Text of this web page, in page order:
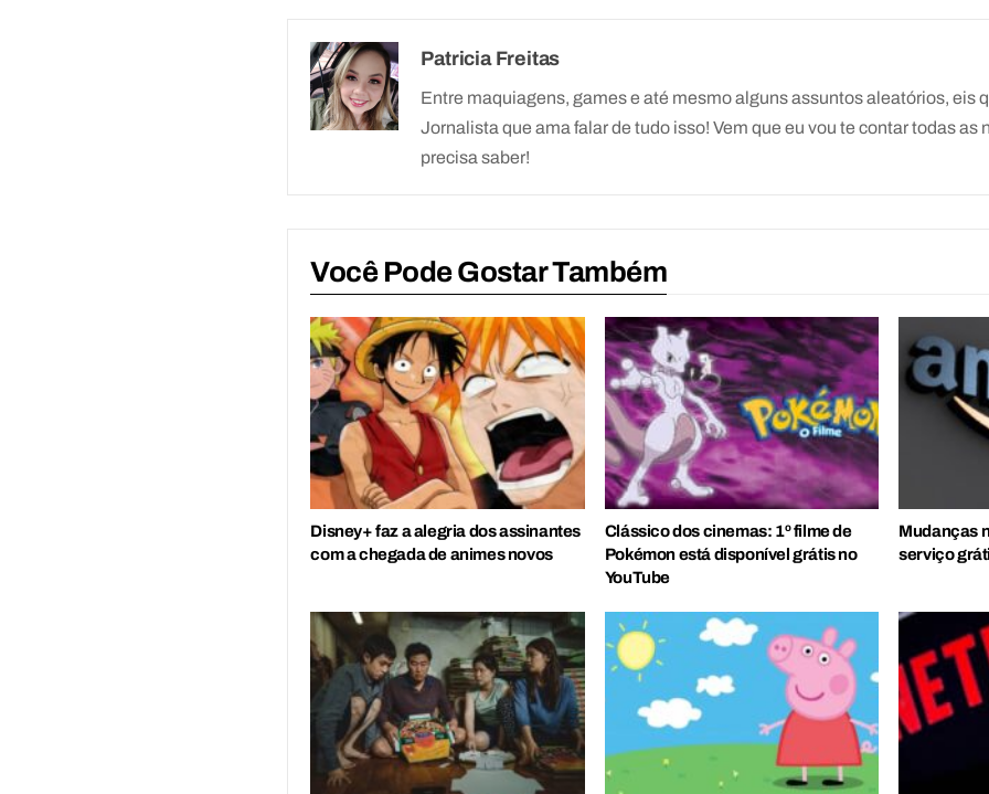
Patricia Freitas
Entre maquiagens, games e até mesmo alguns assuntos aleatórios, eis
Jornalista que ama falar de tudo isso! Vem que eu vou te contar todas as
precisa saber!
Você Pode Gostar Também
Disney+ faz a alegria dos assinantes
com a chegada de animes novos
Clássico dos cinemas: 1º filme de
Pokémon está disponível grátis no
YouTube
Mudanças
serviço